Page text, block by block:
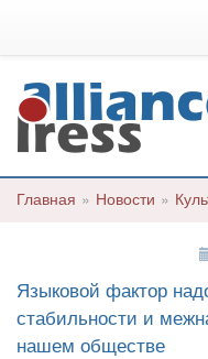
Главная » Новости »
Языковой фактор
стабильности и
нашем обществе